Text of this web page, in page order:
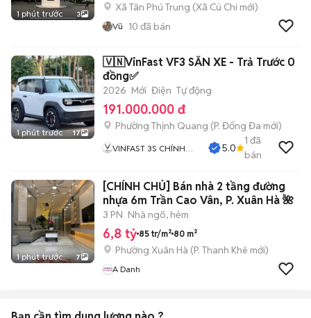
1 phút trước 3
Xã Tân Phú Trung (Xã Củ Chi mới)
Vũ 10 đã bán
1 phút trước 17
🇻🇳VinFast VF3 SẴN XE - Trả Trước 0
đồng✅
2026 Mới Điện Tự động
191.000.000 đ
Phường Thịnh Quang (P. Đống Đa mới)
VINFAST 3S CHÍNH
5.0
1 đã
bán
1 phút trước 7
[CHÍNH CHỦ] Bán nhà 2 tầng đường
nhựa 6m Trần Cao Vân, P. Xuân Hà 🌺
3 PN Nhà ngõ, hẻm
6,8 tỷ 85 tr/m² 80 m²
Phường Xuân Hà (P. Thanh Khê mới)
A Danh